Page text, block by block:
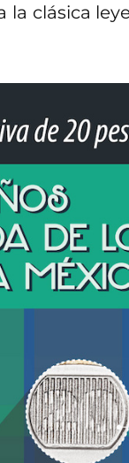
clásica